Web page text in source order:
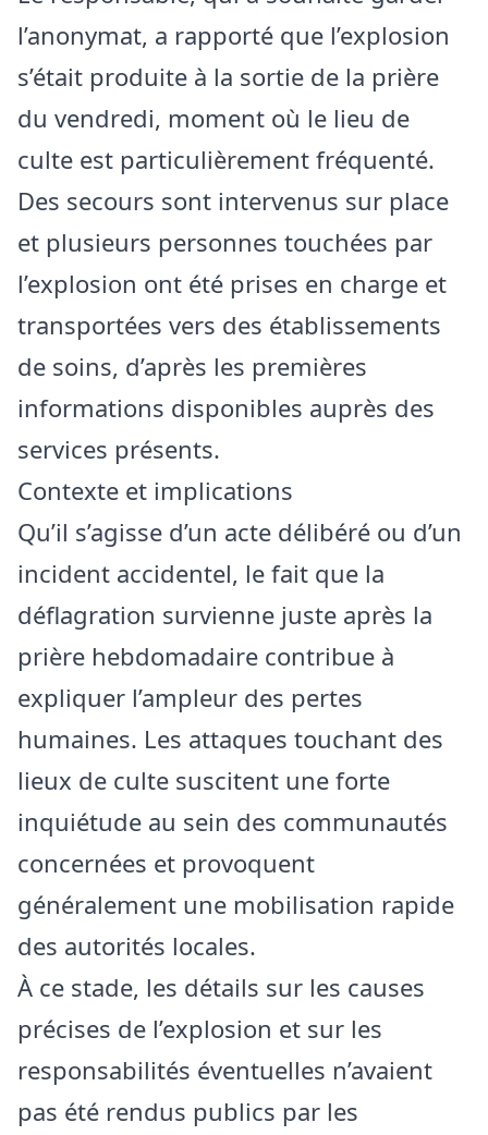
l’anonymat, a rapporté que l’explosion
s’était produite à la sortie de la prière
du vendredi, moment où le lieu de
culte est particulièrement fréquenté.
Des secours sont intervenus sur place
et plusieurs personnes touchées par
l’explosion ont été prises en charge et
transportées vers des établissements
de soins, d’après les premières
informations disponibles auprès des
services présents.
Contexte et implications
Qu’il s’agisse d’un acte délibéré ou d’un
incident accidentel, le fait que la
déflagration survienne juste après la
prière hebdomadaire contribue à
expliquer l’ampleur des pertes
humaines. Les attaques touchant des
lieux de culte suscitent une forte
inquiétude au sein des communautés
concernées et provoquent
généralement une mobilisation rapide
des autorités locales.
À ce stade, les détails sur les causes
précises de l’explosion et sur les
responsabilités éventuelles n’avaient
pas été rendus publics par les